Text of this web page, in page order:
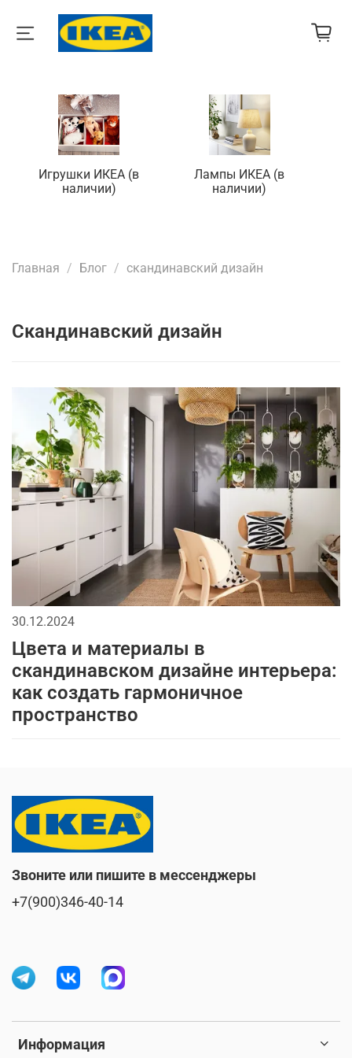
Игрушки ИКЕА (в
наличии)
Лампы ИКЕА (в
наличии)
Главная Блог скандинавский дизайн
скандинавский дизайн
30.12.2024
Цвета и материалы в
скандинавском дизайне интерьера:
как создать гармоничное
пространство
Информация
Звоните или пишите в мессенджеры
+7(900)346-40-14